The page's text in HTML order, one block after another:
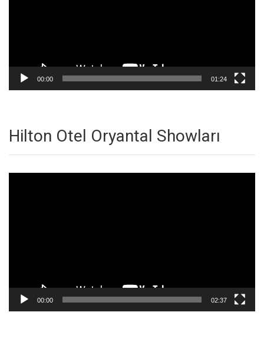
00:00 01:24
Hilton Otel Oryantal Showları
00:00 02:37